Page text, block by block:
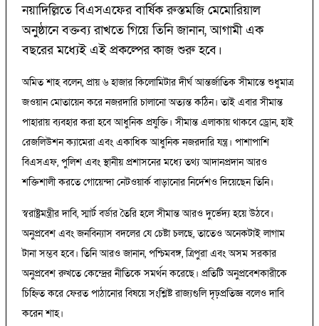
নয়াদিল্লিতে বিএসএফের বার্ষিক রুস্তমজি মেমোরিয়াল
অনুষ্ঠানে বক্তব্য রাখতে গিয়ে তিনি জানান, আগামী এক
বছরের মধ্যেই এই প্রকল্পের কাজ শুরু হবে।
অমিত শাহ বলেন, প্রায় ৬ হাজার কিলোমিটার দীর্ঘ আন্তর্জাতিক সীমান্তে শুধুমাত্র
জওয়ান মোতায়েন করে নজরদারি চালানো অত্যন্ত কঠিন। তাই এবার সীমান্ত
পাহারায় ব্যবহার করা হবে আধুনিক প্রযুক্তি। সীমান্ত এলাকায় থাকবে ড্রোন, হাই
রেজলিউশন ক্যামেরা এবং একাধিক আধুনিক নজরদারি যন্ত্র। পাশাপাশি
বিএসএফ, পুলিশ এবং স্থানীয় প্রশাসনের মধ্যে তথ্য আদানপ্রদান আরও
শক্তিশালী করতে গোয়েন্দা নেটওয়ার্ক বাড়ানোর নির্দেশও দিয়েছেন তিনি।
স্বরাষ্ট্রমন্ত্রীর দাবি, স্মার্ট বর্ডার তৈরি হলে সীমান্ত আরও দুর্ভেদ্য হয়ে উঠবে।
অনুপ্রবেশ এবং জনবিন্যাস বদলের যে চেষ্টা চলছে, তাতেও অনেকটাই লাগাম
টানা সম্ভব হবে। তিনি আরও জানান, পশ্চিমবঙ্গ, ত্রিপুরা এবং অসম সরকার
অনুপ্রবেশ রুখতে কেন্দ্রের নীতিকে সমর্থন করেছে। প্রতিটি অনুপ্রবেশকারীকে
চিহ্নিত করে ফেরত পাঠানোর বিষয়ে সংশ্লিষ্ট রাজ্যগুলি দৃঢ়প্রতিজ্ঞ বলেও দাবি
করেন শাহ।